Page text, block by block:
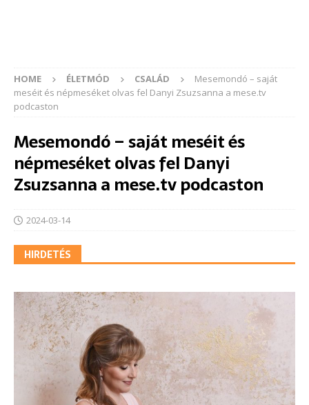
HOME ÉLETMÓD CSALÁD
Mesemondó – saját
meséit és népmeséket olvas fel Danyi Zsuzsanna a mese.tv
podcaston
Mesemondó – saját meséit és
népmeséket olvas fel Danyi
Zsuzsanna a mese.tv podcaston
2024-03-14
HIRDETÉS